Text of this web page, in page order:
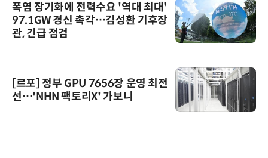
폭염 장기화에 전력수요 '역대 최대'
97.1GW 경신 촉각…김성환 기후장
관, 긴급 점검
[르포] 정부 GPU 7656장 운영 최전
선…'NHN 팩토리X' 가보니